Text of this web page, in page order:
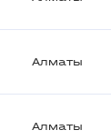
Алматы
Алматы